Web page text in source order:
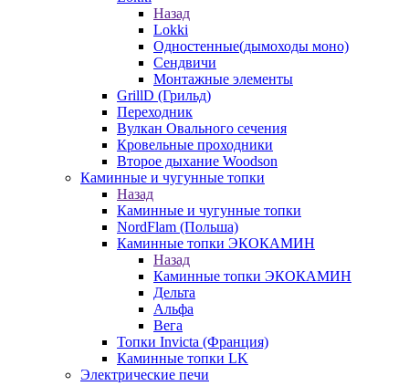
Назад
Lokki
Одностенные(дымоходы моно)
Сендвичи
Монтажные элементы
GrillD (Грильд)
Переходник
Вулкан Овального сечения
Кровельные проходники
Второе дыхание Woodson
Каминные и чугунные топки
Назад
Каминные и чугунные топки
NordFlam (Польша)
Каминные топки ЭКОКАМИН
Назад
Каминные топки ЭКОКАМИН
Дельта
Альфа
Вега
Топки Invicta (Франция)
Каминные топки LK
Электрические печи